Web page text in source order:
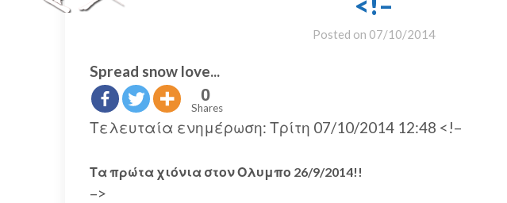
Posted on 07/10/2014
Spread snow love...
0
Shares
Τελευταία ενημέρωση: Τρίτη 07/10/2014 12:48 <!–
Τα πρώτα χιόνια στον Ολυμπο 26/9/2014!!
–>